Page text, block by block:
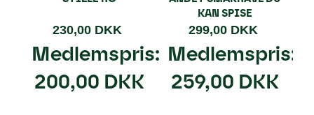
230,00 DKK
Medlemspris:
200,00 DKK
KAN SPISE
299,00 DKK
Medlemspris:
259,00 DKK